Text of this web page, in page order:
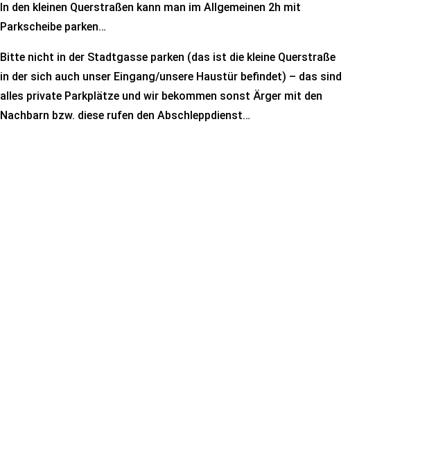
In den kleinen Querstraßen kann man im Allgemeinen 2h mit
Parkscheibe parken…
Bitte nicht in der Stadtgasse parken (das ist die kleine Querstraße
in der sich auch unser Eingang/unsere Haustür befindet) – das sind
alles private Parkplätze und wir bekommen sonst Ärger mit den
Nachbarn bzw. diese rufen den Abschleppdienst…